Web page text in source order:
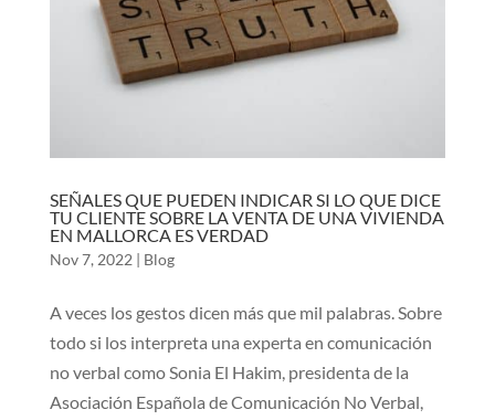
SEÑALES QUE PUEDEN INDICAR SI LO QUE DICE
TU CLIENTE SOBRE LA VENTA DE UNA VIVIENDA
EN MALLORCA ES VERDAD
Nov 7, 2022 | Blog
A veces los gestos dicen más que mil palabras. Sobre
todo si los interpreta una experta en comunicación
no verbal como Sonia El Hakim, presidenta de la
Asociación Española de Comunicación No Verbal,